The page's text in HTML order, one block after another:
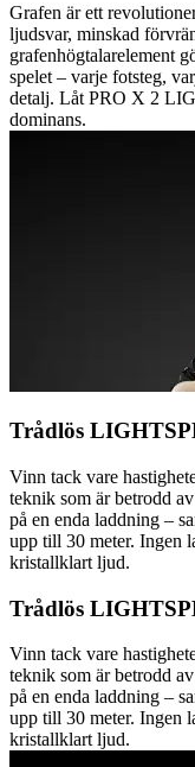
Grafen är ett
ljudsvar, minskad
grafenhögtalarelement
spelet – varje fotsteg,
detalj. Låt PRO X 2
dominans.
Trådlös
Vinn tack vare
teknik som är betrodd
på en enda laddning –
upp till 30 meter. Ingen
kristallklart ljud.
Trådlös
Vinn tack vare
teknik som är betrodd
på en enda laddning –
upp till 30 meter. Ingen
kristallklart ljud.